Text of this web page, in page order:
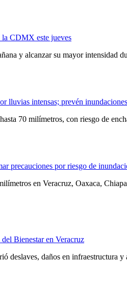
la CDMX este jueves
y alcanzar su mayor
intensas; prevén
70 milímetros, con riesgo de
precauciones por riesgo de
en Veracruz, Oaxaca,
Bienestar en Veracruz
deslaves, daños en infraestructura